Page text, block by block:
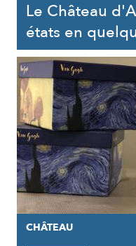
Le Château
états en
CHÂTEAU